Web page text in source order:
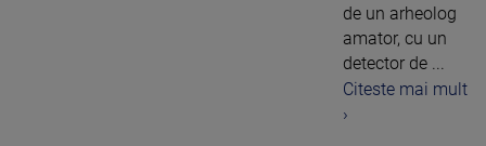
de un arheolog
amator, cu un
detector de ...
Citeste mai mult
›